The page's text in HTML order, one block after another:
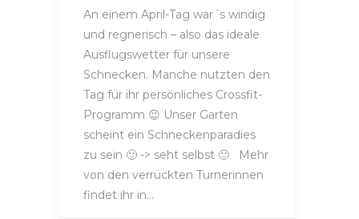
An einem April-Tag war´s windig
und regnerisch – also das ideale
Ausflugswetter für unsere
Schnecken. Manche nutzten den
Tag für ihr persönliches Crossfit-
Programm 😉 Unser Garten
scheint ein Schneckenparadies
zu sein 🙂 -> seht selbst 🙂 Mehr
von den verrückten Turnerinnen
findet ihr in…